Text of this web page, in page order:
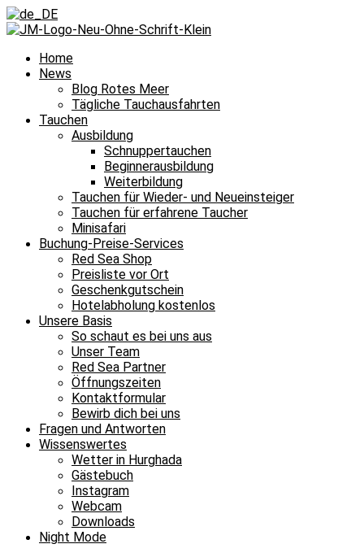
Home
News
Blog Rotes Meer
Tägliche Tauchausfahrten
Tauchen
Ausbildung
Schnuppertauchen
Beginnerausbildung
Weiterbildung
Tauchen für Wieder- und Neueinsteiger
Tauchen für erfahrene Taucher
Minisafari
Buchung-Preise-Services
Red Sea Shop
Preisliste vor Ort
Geschenkgutschein
Hotelabholung kostenlos
Unsere Basis
So schaut es bei uns aus
Unser Team
Red Sea Partner
Öffnungszeiten
Kontaktformular
Bewirb dich bei uns
Fragen und Antworten
Wissenswertes
Wetter in Hurghada
Gästebuch
Instagram
Webcam
Downloads
Night Mode